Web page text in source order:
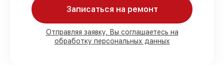
работ в вашем присутствии
90%комплектующих для варочных
панелей на складе или доступны для
быстрой доставки
Записаться на ремонт
Отправляя заявку, Вы соглашаетесь на
обработку персональных данных